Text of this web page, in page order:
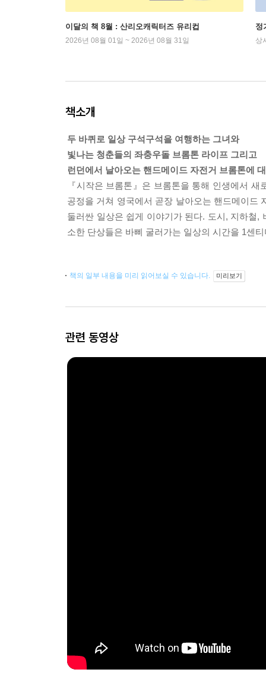
이달의 책 8월 : 산리오캐릭터즈 유리컵
2026년 08월 01일 ~ 2026년 08월 31일
정
상
책소개
두 바퀴로 일상 구석구석을 여행하는 그녀와
빛나는 청춘들의 좌충우돌 브롬톤 라이프 그리고
런던에서 날아오는 핸드메이드 자전거 브롬톤에
『시작은 브롬톤』은 브롬톤을 통해 인생에서
공정을 거쳐 영국에서 곧장 날아오는 핸드메이드
둘러싼 일상은 쉽게 이야기가 된다. 도시, 지하
소한 단상들은 바삐 굴러가는 일상의 시간을 1센
책의 일부 내용을 미리 읽어보실 수 있습니다. 미리보기
관련 동영상